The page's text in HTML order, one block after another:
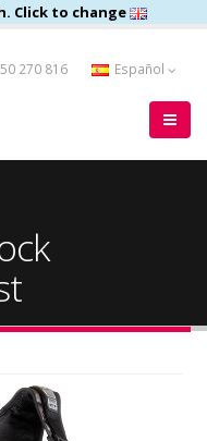
Click to change
270 816 Español